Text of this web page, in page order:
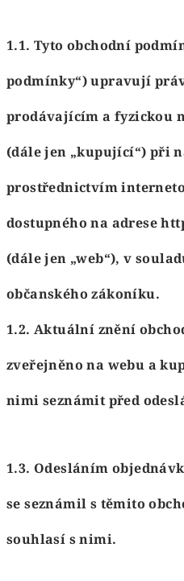
1.1. Tyto obchodní
podmínky“) upravují
prodávajícím a fyzickou
(dále jen „kupující“) při
prostřednictvím
dostupného na adrese
(dále jen „web“), v
občanského zákoníku.
1.2. Aktuální znění
zveřejněno na webu a
nimi seznámit před
1.3. Odesláním
se seznámil s těmito
souhlasí s nimi.